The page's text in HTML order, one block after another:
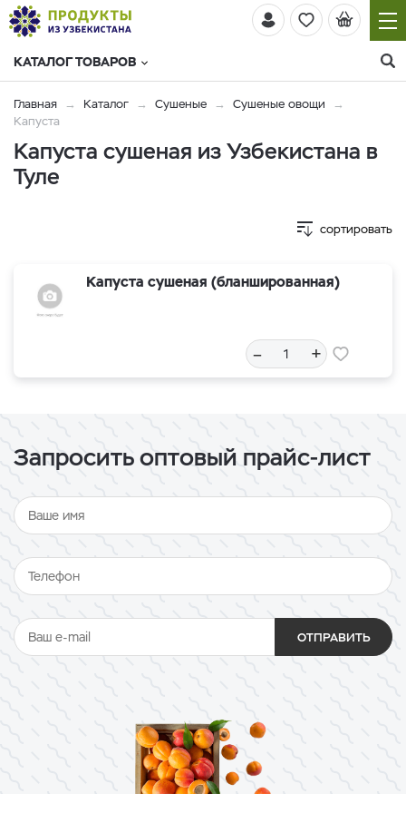
КАТАЛОГ ТОВАРОВ
Главная Каталог Сушеные
Сушеные овощи
Капуста
Капуста сушеная из Узбекистана в
Туле
сортировать
Капуста сушеная (бланшированная)
– +
Запросить оптовый прайс-лист
ОТПРАВИТЬ